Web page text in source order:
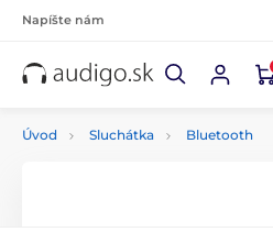
Napíšte nám
Úvod Sluchátka Bluetooth